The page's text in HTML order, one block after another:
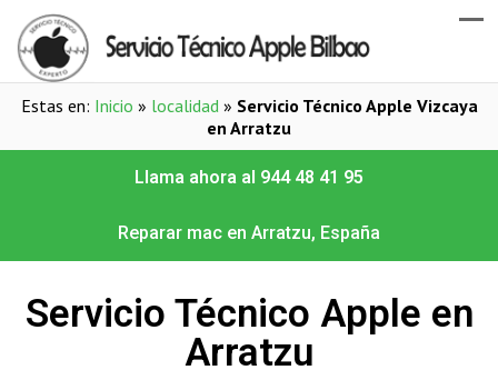
Estas en: Inicio » localidad» Servicio Técnico Apple Vizcaya
en Arratzu
Llama ahora al 944 48 41 95
Reparar mac en Arratzu, España
Servicio Técnico Apple en
Arratzu